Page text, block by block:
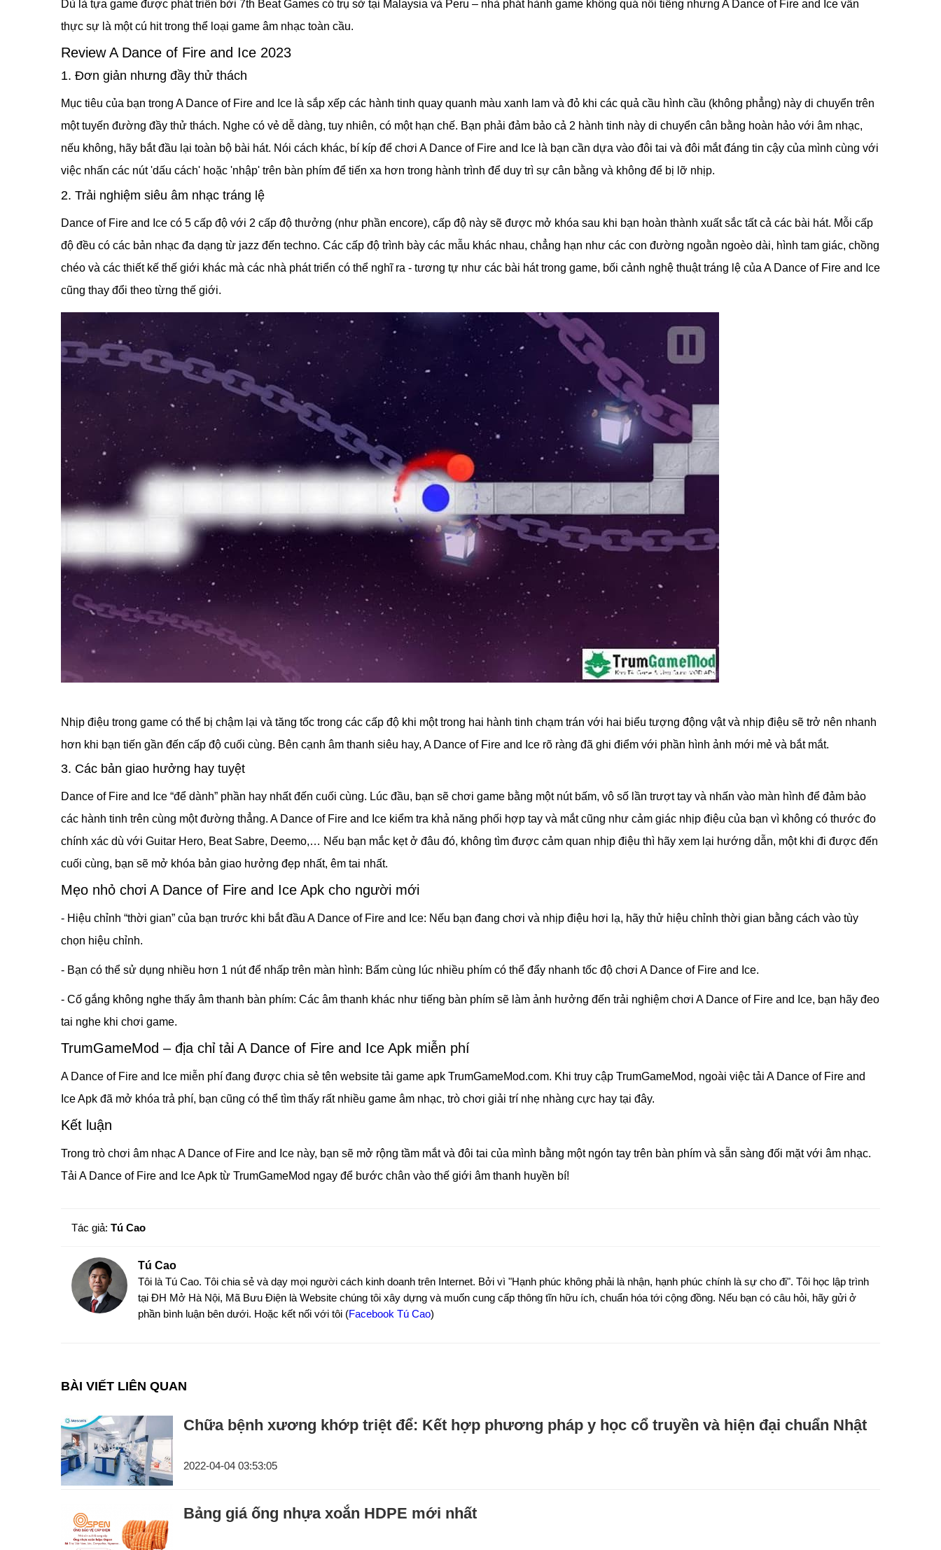
Dù là tựa game được phát triển bởi 7th Beat Games có trụ sở tại Malaysia và Peru – nhà phát hành game không quá nổi tiếng nhưng A Dance of Fire and Ice vẫn
thực sự là một cú hit trong thể loại game âm nhạc toàn cầu.
Review A Dance of Fire and Ice 2023
1. Đơn giản nhưng đầy thử thách
Mục tiêu của bạn trong A Dance of Fire and Ice là sắp xếp các hành tinh quay quanh màu xanh lam và đỏ khi các quả cầu hình cầu (không phẳng) này di chuyển trên
một tuyến đường đầy thử thách. Nghe có vẻ dễ dàng, tuy nhiên, có một hạn chế. Bạn phải đảm bảo cả 2 hành tinh này di chuyển cân bằng hoàn hảo với âm nhạc,
nếu không, hãy bắt đầu lại toàn bộ bài hát. Nói cách khác, bí kíp để chơi A Dance of Fire and Ice là bạn cần dựa vào đôi tai và đôi mắt đáng tin cậy của mình cùng với
việc nhấn các nút 'dấu cách' hoặc 'nhập' trên bàn phím để tiến xa hơn trong hành trình để duy trì sự cân bằng và không để bị lỡ nhịp.
2. Trải nghiệm siêu âm nhạc tráng lệ
Dance of Fire and Ice có 5 cấp độ với 2 cấp độ thưởng (như phần encore), cấp độ này sẽ được mở khóa sau khi bạn hoàn thành xuất sắc tất cả các bài hát. Mỗi cấp
độ đều có các bản nhạc đa dạng từ jazz đến techno. Các cấp độ trình bày các mẫu khác nhau, chẳng hạn như các con đường ngoằn ngoèo dài, hình tam giác, chồng
chéo và các thiết kế thế giới khác mà các nhà phát triển có thể nghĩ ra - tương tự như các bài hát trong game, bối cảnh nghệ thuật tráng lệ của A Dance of Fire and Ice
cũng thay đổi theo từng thế giới.
Nhịp điệu trong game có thể bị chậm lại và tăng tốc trong các cấp độ khi một trong hai hành tinh chạm trán với hai biểu tượng động vật và nhịp điệu sẽ trở nên nhanh
hơn khi bạn tiến gần đến cấp độ cuối cùng. Bên cạnh âm thanh siêu hay, A Dance of Fire and Ice rõ ràng đã ghi điểm với phần hình ảnh mới mẻ và bắt mắt.
3. Các bản giao hưởng hay tuyệt
Dance of Fire and Ice “để dành” phần hay nhất đến cuối cùng. Lúc đầu, bạn sẽ chơi game bằng một nút bấm, vô số lần trượt tay và nhấn vào màn hình để đảm bảo
các hành tinh trên cùng một đường thẳng. A Dance of Fire and Ice kiểm tra khả năng phối hợp tay và mắt cũng như cảm giác nhịp điệu của bạn vì không có thước đo
chính xác dù với Guitar Hero, Beat Sabre, Deemo,… Nếu bạn mắc kẹt ở đâu đó, không tìm được cảm quan nhịp điệu thì hãy xem lại hướng dẫn, một khi đi được đến
cuối cùng, bạn sẽ mở khóa bản giao hưởng đẹp nhất, êm tai nhất.
Mẹo nhỏ chơi A Dance of Fire and Ice Apk cho người mới
- Hiệu chỉnh “thời gian” của bạn trước khi bắt đầu A Dance of Fire and Ice: Nếu bạn đang chơi và nhịp điệu hơi lạ, hãy thử hiệu chỉnh thời gian bằng cách vào tùy
chọn hiệu chỉnh.
- Bạn có thể sử dụng nhiều hơn 1 nút để nhấp trên màn hình: Bấm cùng lúc nhiều phím có thể đẩy nhanh tốc độ chơi A Dance of Fire and Ice.
- Cố gắng không nghe thấy âm thanh bàn phím: Các âm thanh khác như tiếng bàn phím sẽ làm ảnh hưởng đến trải nghiệm chơi A Dance of Fire and Ice, bạn hãy đeo
tai nghe khi chơi game.
TrumGameMod – địa chỉ tải A Dance of Fire and Ice Apk miễn phí
A Dance of Fire and Ice miễn phí đang được chia sẻ tên website tải game apk TrumGameMod.com. Khi truy cập TrumGameMod, ngoài việc tải A Dance of Fire and
Ice Apk đã mở khóa trả phí, bạn cũng có thể tìm thấy rất nhiều game âm nhạc, trò chơi giải trí nhẹ nhàng cực hay tại đây.
Kết luận
Trong trò chơi âm nhạc A Dance of Fire and Ice này, bạn sẽ mở rộng tầm mắt và đôi tai của mình bằng một ngón tay trên bàn phím và sẵn sàng đối mặt với âm nhạc.
Tải A Dance of Fire and Ice Apk từ TrumGameMod ngay để bước chân vào thế giới âm thanh huyền bí!
Tác giả: Tú Cao
Tú Cao
Tôi là Tú Cao. Tôi chia sẻ và dạy mọi người cách kinh doanh trên Internet. Bởi vì "Hạnh phúc không phải là nhận, hạnh phúc chính là sự cho đi". Tôi học lập trình
tại ĐH Mở Hà Nội, Mã Bưu Điện là Website chúng tôi xây dựng và muốn cung cấp thông tĩn hữu ích, chuẩn hóa tới cộng đồng. Nếu bạn có câu hỏi, hãy gửi ở
phần bình luận bên dưới. Hoặc kết nối với tôi (Facebook Tú Cao)
BÀI VIẾT LIÊN QUAN
Chữa bệnh xương khớp triệt để: Kết hợp phương pháp y học cổ truyền và hiện đại chuẩn Nhật
2022-04-04 03:53:05
Bảng giá ống nhựa xoắn HDPE mới nhất